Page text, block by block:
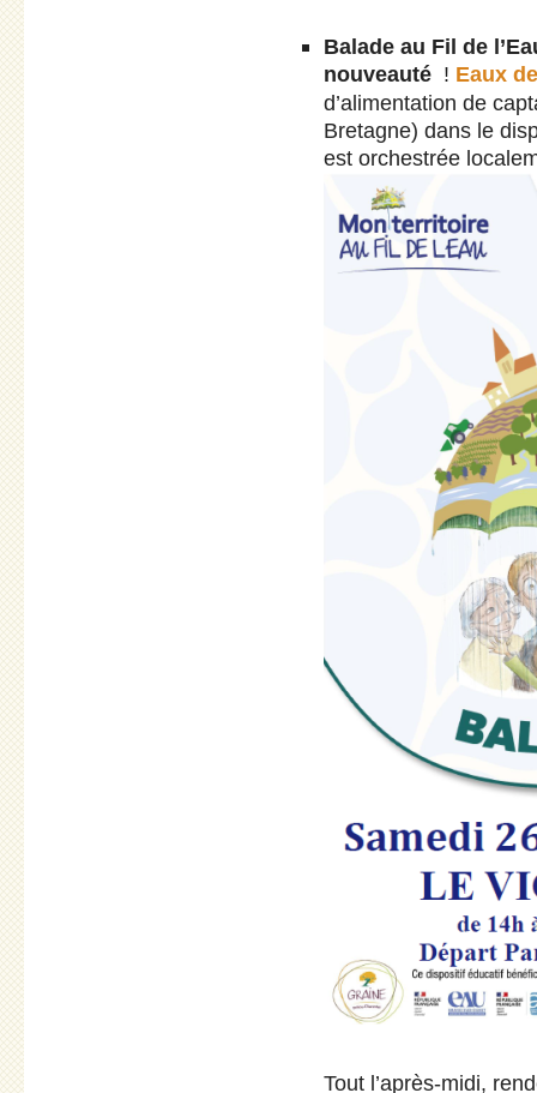
Balade au Fil de
nouveauté ! Eaux
d’alimentation de
Bretagne) dans le
est orchestrée
Tout l’après-midi,